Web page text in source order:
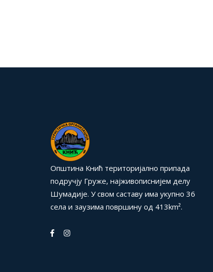
Општина Кнић територијално припада
подручју Груже, најживописнијем делу
Шумадије. У свом саставу има укупно 36
села и заузима површину од 413km².